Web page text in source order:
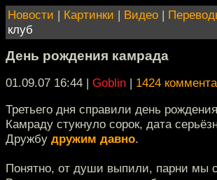
Новости | Картинки | Видео |
клуб
День рождения камрада
01.09.07 16:44 | Goblin | 1424
Третьего дня справили день
Камраду стукнуло сорок, дата
Дружбу дружим давно.
Понятно, от души выпили, парни мы